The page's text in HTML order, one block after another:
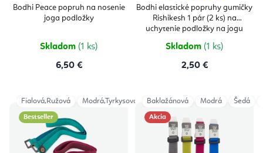
Bodhi Peace popruh na nosenie
joga podložky
Skladom (1 ks)
6,50 €
Bodhi elastické popruhy gumičky
Rishikesh 1 pár (2 ks) na
uchytenie podložky na jogu
produktu
je
5,0
z
5
Skladom (1 ks)
2,50 €
Bestseller
Fialová,Ružová Modrá,Tyrkysová Šedá
Akcia
Baklažánová Modrá Šedá